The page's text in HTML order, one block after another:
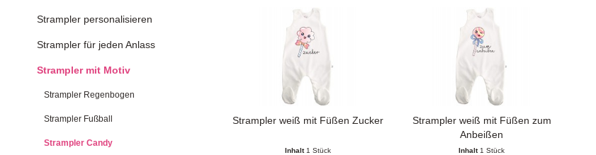
Strampler personalisieren
Strampler für jeden Anlass
Strampler mit Motiv
Strampler Regenbogen
Strampler Fußball
Strampler Candy
Strampler weiß mit Füßen Zucker
Inhalt 1 Stück
Strampler weiß mit Füßen zum
Anbeißen
Inhalt 1 Stück